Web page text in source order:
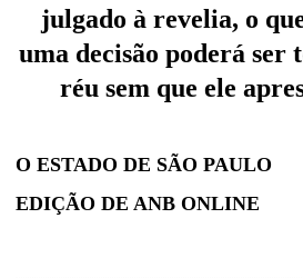
julgado à revelia, o
uma decisão poderá ser
réu sem que ele
O ESTADO DE SÃO PAULO
EDIÇÃO DE ANB ONLINE